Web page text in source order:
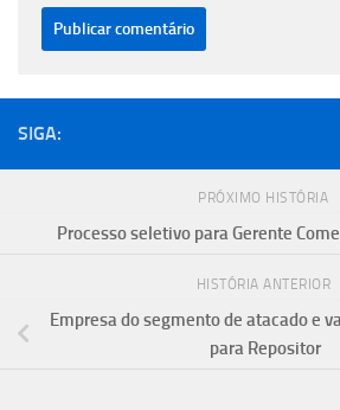
SIGA:
PRÓXIMO HISTÓRIA
Processo seletivo para Gerente
HISTÓRIA ANTERIOR
Empresa do segmento de atacado e
para Repositor